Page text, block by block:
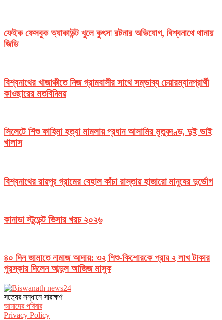
ফেইক ফেসবুক অ্যাকাউন্ট খুলে কুৎসা রটনার অভিযোগ, বিশ্বনাথে থানায়
জিডি
বিশ্বনাথের খাজাঞ্চীতে নিজ গ্রামবাসীর সাথে সম্ভাব্য চেয়ারম্যানপ্রার্থী
কাওছারের মতবিনিময়
সিলেটে শিশু ফাহিমা হত্যা মামলায় প্রধান আসামির মৃত্যুদণ্ড, দুই ভাই
খালাস
বিশ্বনাথের রায়পুর গ্রামের বেহাল কাঁচা রাস্তায় হাজারো মানুষের দুর্ভোগ
কানাডা স্টুডেন্ট ভিসার খরচ ২০২৬
৪০ দিন জামাতে নামাজ আদায়: ৩২ শিশু-কিশোরকে প্রায় ২ লাখ টাকার
পুরস্কার দিলেন আব্দুল আজিজ মাসুক
সত‌্যের সন্ধানে সারাক্ষণ
আমাদের পরিবার
Privacy Policy